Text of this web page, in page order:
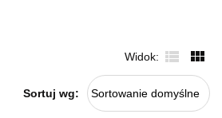
Widok
Sortuj wg: Sortowanie domyślne